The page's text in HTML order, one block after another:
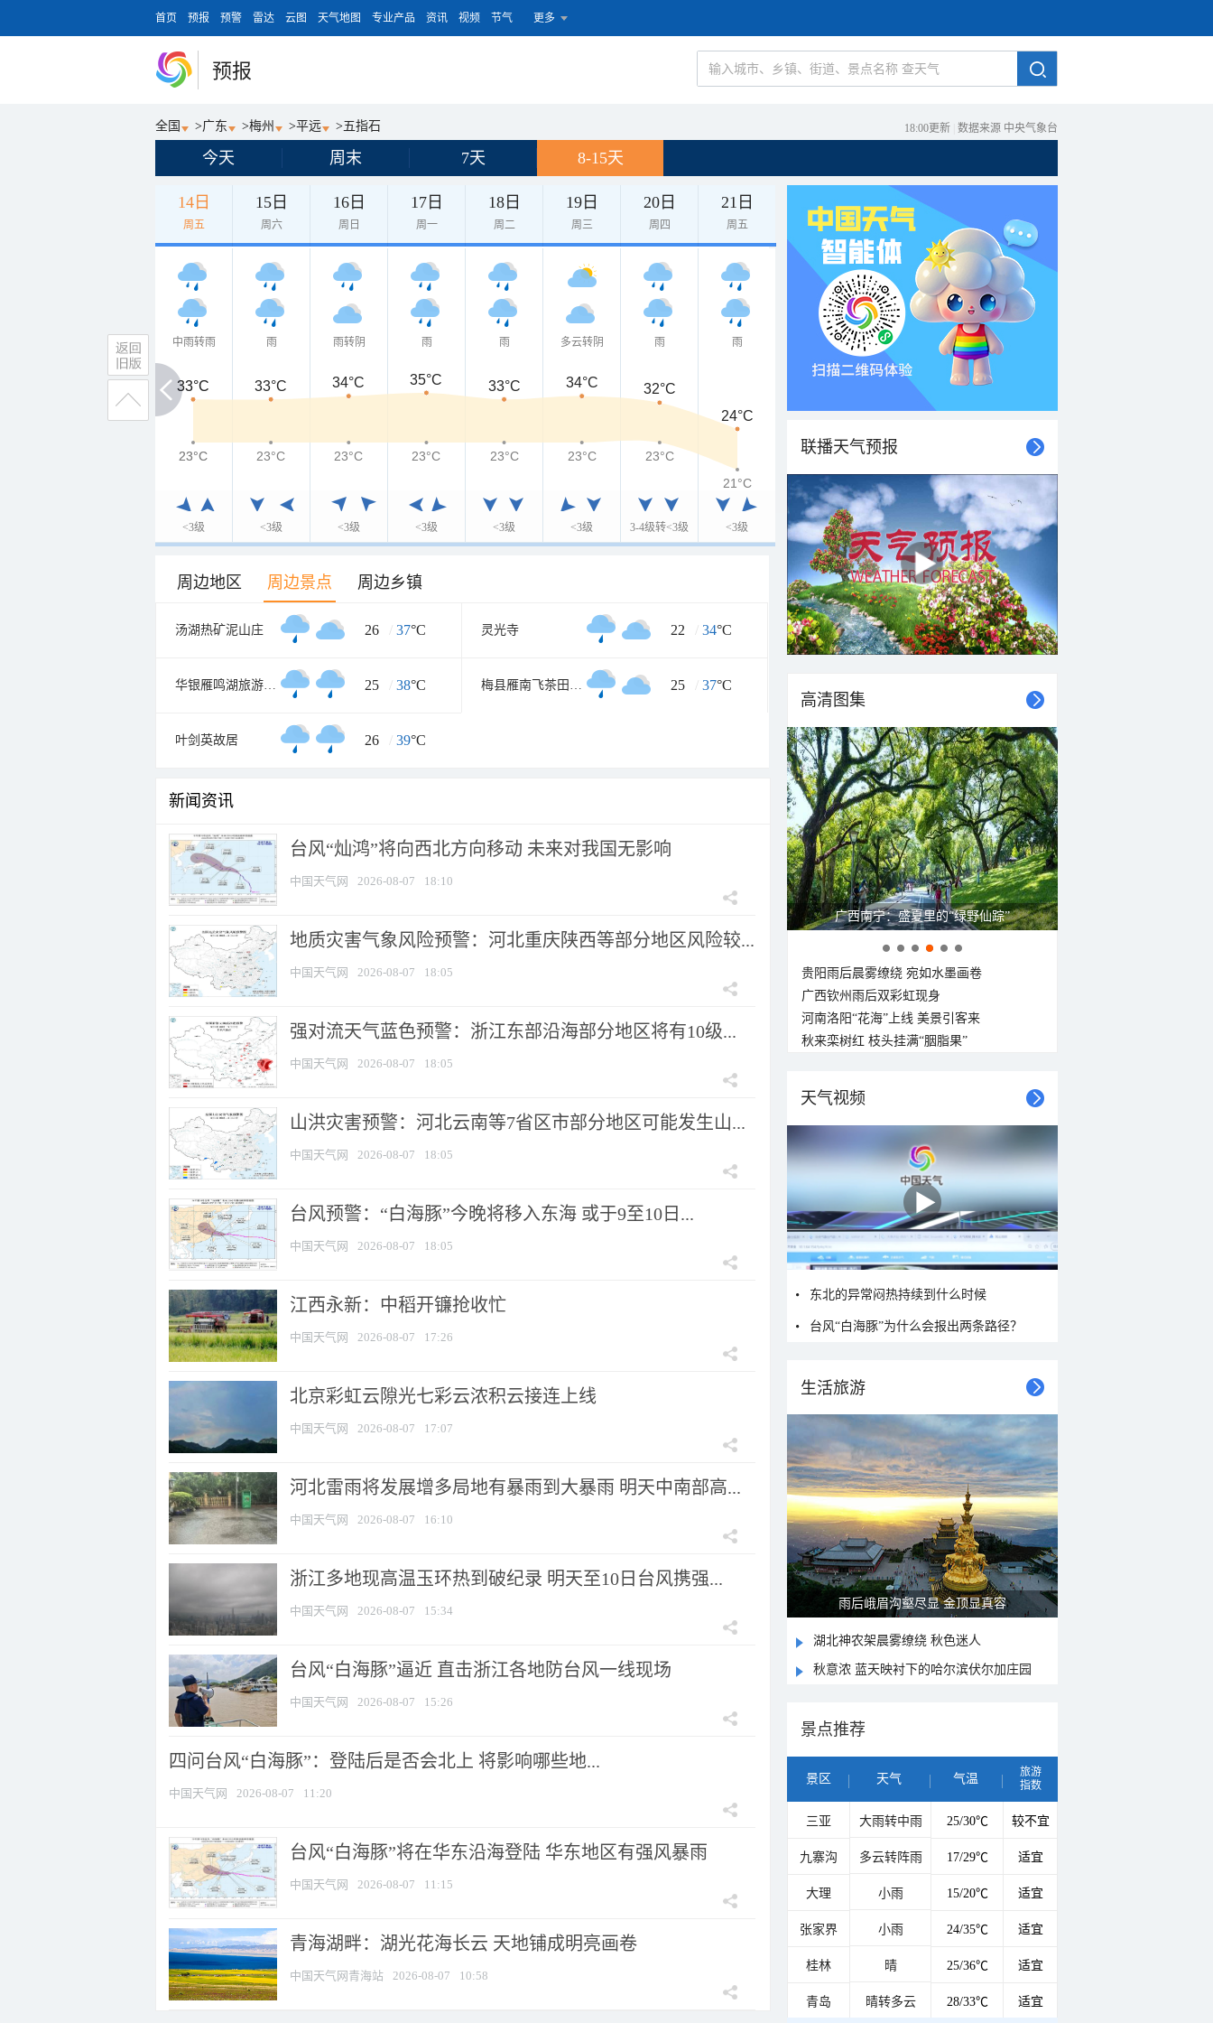
首页 预报 预警 雷达 云图 天气地图 专业产品 资讯 视频 节气 更多
预报
全国 >广东 >梅州 >平远 >五指石 18:00更新 数据来源 中央气象台
今天 周末 7天 8-15天
14日
周五
15日
周六
16日
周日
17日
周一
18日
周二
19日
周三
20日
周四
21日
周五
中雨转雨
<3级
雨
<3级
雨转阴
<3级
雨
<3级
雨
<3级
多云转阴
<3级
雨
3-4级转<3级
雨
<3级
33°C
33°C 33°C 34°C 35°C 33°C 34°C 32°C
24°C
23°C
23°C 23°C 23°C 23°C 23°C 23°C
23°C
21°C
周边地区 周边景点 周边乡镇
汤湖热矿泥山庄 26 / 37°C 灵光寺 22 / 34°C
华银雁鸣湖旅游度假村 25 / 38°C 梅县雁南飞茶田景区 25 / 37°C
叶剑英故居 26 / 39°C
新闻资讯
台风“灿鸿”将向西北方向移动 未来对我国无影响
中国天气网 2026-08-07 18:10
地质灾害气象风险预警：河北重庆陕西等部分地区风险较...
中国天气网 2026-08-07 18:05
强对流天气蓝色预警：浙江东部沿海部分地区将有10级...
中国天气网 2026-08-07 18:05
山洪灾害预警：河北云南等7省区市部分地区可能发生山...
中国天气网 2026-08-07 18:05
台风预警：“白海豚”今晚将移入东海 或于9至10日...
中国天气网 2026-08-07 18:05
江西永新：中稻开镰抢收忙
中国天气网 2026-08-07 17:26
北京彩虹云隙光七彩云浓积云接连上线
中国天气网 2026-08-07 17:07
河北雷雨将发展增多局地有暴雨到大暴雨 明天中南部高...
中国天气网 2026-08-07 16:10
浙江多地现高温玉环热到破纪录 明天至10日台风携强...
中国天气网 2026-08-07 15:34
台风“白海豚”逼近 直击浙江各地防台风一线现场
中国天气网 2026-08-07 15:26
四问台风“白海豚”：登陆后是否会北上 将影响哪些地...
中国天气网 2026-08-07 11:20
台风“白海豚”将在华东沿海登陆 华东地区有强风暴雨
中国天气网 2026-08-07 11:15
青海湖畔：湖光花海长云 天地铺成明亮画卷
中国天气网青海站 2026-08-07 10:58
联播天气预报
高清图集
广西南宁：盛夏里的“绿野仙踪”
贵阳雨后晨雾缭绕 宛如水墨画卷
广西钦州雨后双彩虹现身
河南洛阳“花海”上线 美景引客来
秋来栾树红 枝头挂满“胭脂果”
天气视频
东北的异常闷热持续到什么时候
台风“白海豚”为什么会报出两条路径？
生活旅游
雨后峨眉沟壑尽显 金顶显真容
湖北神农架晨雾缭绕 秋色迷人
秋意浓 蓝天映衬下的哈尔滨伏尔加庄园
景点推荐
景区 天气 气温
旅游
指数
三亚 大雨转中雨 25/30℃ 较不宜
九寨沟 多云转阵雨 17/29℃ 适宜
大理 小雨 15/20℃ 适宜
张家界 小雨 24/35℃ 适宜
桂林 晴 25/36℃ 适宜
青岛 晴转多云 28/33℃ 适宜